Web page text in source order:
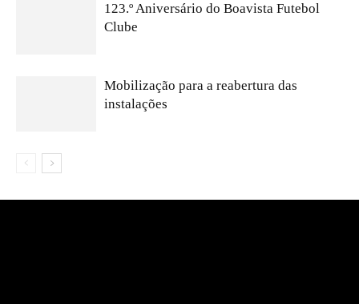
123.º Aniversário do Boavista Futebol
Clube
Mobilização para a reabertura das
instalações